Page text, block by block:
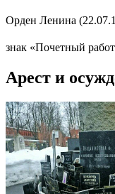
Орден Ленина
знак «Почетный
Арест и